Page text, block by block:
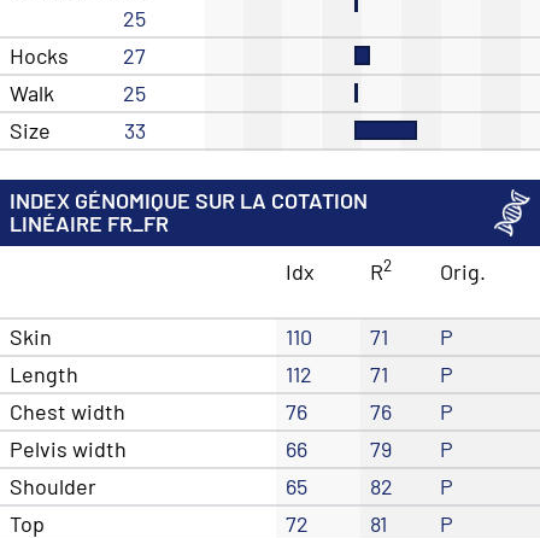
25
Hocks
27
Walk
25
Size
33
INDEX GÉNOMIQUE SUR LA COTATION
LINÉAIRE FR_FR
Idx
R2 Orig.
Skin 110 71
P
Length
112 71
P
Chest width
76 76
P
Pelvis width
66 79
P
Shoulder
65 82
P
Top
72 81
P